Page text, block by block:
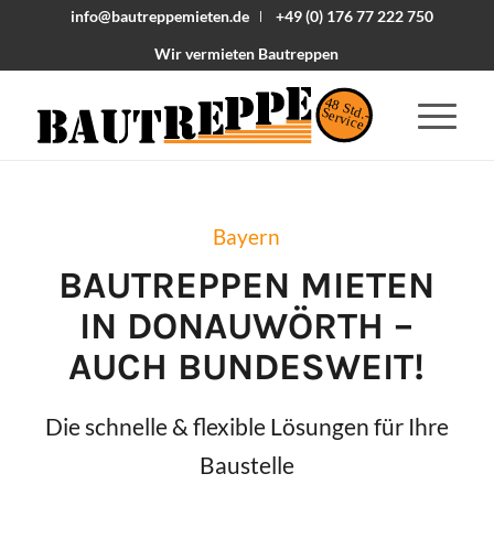
info@bautreppemieten.de
+49 (0) 176 77 222 750
Wir vermieten Bautreppen
48 Std.-
Service
Bayern
BAUTREPPEN MIETEN
IN DONAUWÖRTH –
AUCH BUNDESWEIT!
Die schnelle & flexible Lösungen für Ihre
Baustelle